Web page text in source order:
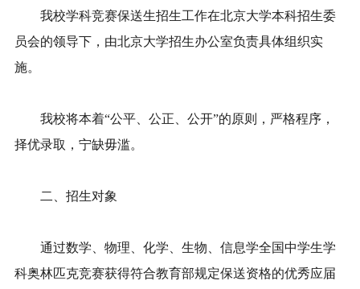
我校学科竞赛保送生招生工作在北京大学本科招生委
员会的领导下，由北京大学招生办公室负责具体组织实
施。
我校将本着“公平、公正、公开”的原则，严格程序，
择优录取，宁缺毋滥。
二、招生对象
通过数学、物理、化学、生物、信息学全国中学生学
科奥林匹克竞赛获得符合教育部规定保送资格的优秀应届